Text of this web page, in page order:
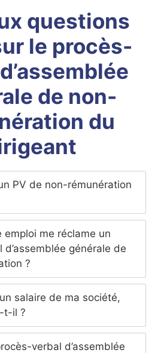
questions
le procès-
de non-
du
PV de non-rémunération
emploi me réclame un
générale de
?
salaire de ma société,
t-il ?
verbal d’assemblée